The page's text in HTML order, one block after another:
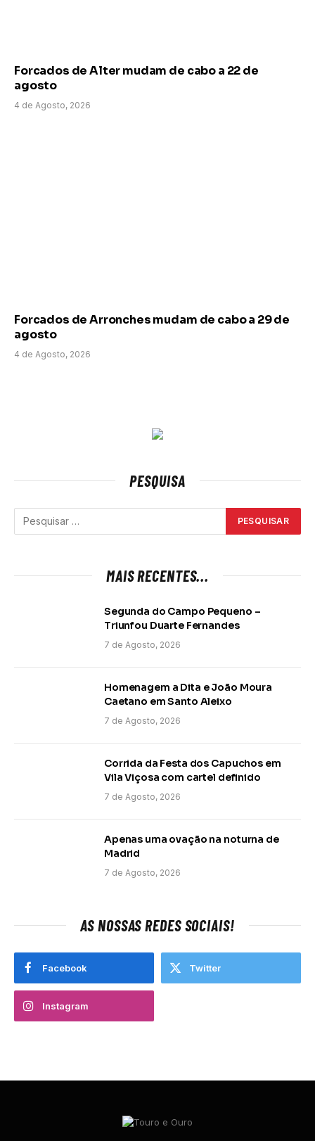
Forcados de Alter mudam de cabo a 22 de
agosto
4 de Agosto, 2026
Forcados de Arronches mudam de cabo a 29 de
agosto
4 de Agosto, 2026
PESQUISA
MAIS RECENTES...
Segunda do Campo Pequeno –
Triunfou Duarte Fernandes
7 de Agosto, 2026
Homenagem a Dita e João Moura
Caetano em Santo Aleixo
7 de Agosto, 2026
Corrida da Festa dos Capuchos em
Vila Viçosa com cartel definido
7 de Agosto, 2026
Apenas uma ovação na noturna de
Madrid
7 de Agosto, 2026
AS NOSSAS REDES SOCIAIS!
Facebook Twitter
Instagram